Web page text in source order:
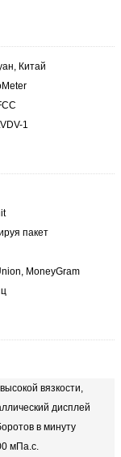
Китай
1
пакет
MoneyGram
вязкости,
дисплей
в минуту
мПа.с.